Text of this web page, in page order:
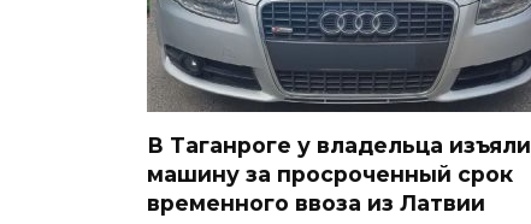
В Таганроге у владельца изъяли
машину за просроченный срок
временного ввоза из Латвии